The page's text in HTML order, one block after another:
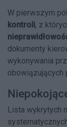
W pierwszym
kontroli, z
dokumenty
wykonywania
obowiązujących
Lista wykrytych